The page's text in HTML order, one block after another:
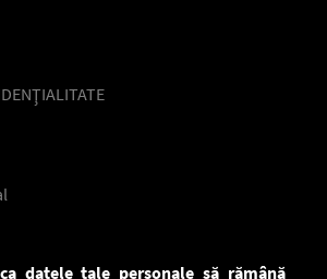
datele tale personale să rămână